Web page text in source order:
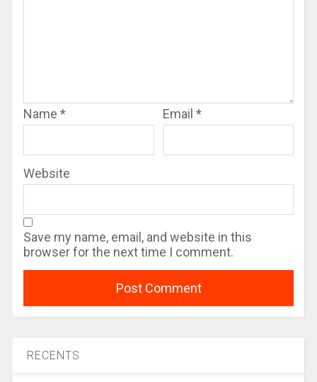
Name * Email *
Website
Save my name, email, and website in this
browser for the next time I comment.
RECENTS